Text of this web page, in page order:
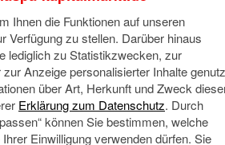
der Berichtssaison über
diese nun gedreht.
geändert: Auch in den
Ihnen die Funktionen auf unseren
Verfügung zu stellen. Darüber hinaus
lediglich zu Statistikzwecken, zur
Anzeige personalisierter Inhalte
über Art, Herkunft und Zweck
Erklärung zum Datenschutz. Durch
können Sie bestimmen, welche
Einwilligung verwenden dürfen. Sie